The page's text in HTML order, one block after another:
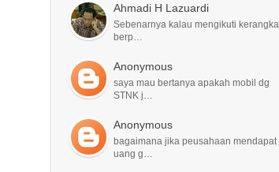
Ahmadi H Lazuardi
Sebenarnya kalau mengikuti kerangka
berp…
Anonymous
saya mau bertanya apakah mobil dg
STNK j…
Anonymous
bagaimana jika peusahaan mendapat
uang g…